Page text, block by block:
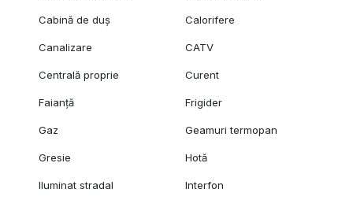
Cabină de duș Calorifere
Canalizare CATV
Centrală proprie Curent
Faianță Frigider
Gaz Geamuri termopan
Gresie Hotă
Iluminat stradal Interfon